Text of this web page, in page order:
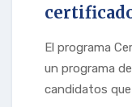
El programa
un programa
candidatos